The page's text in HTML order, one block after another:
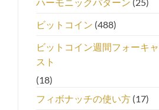
ビットコイン (488)
ビットコイン週間フォーキャ
スト
(18)
フィボナッチの使い方(17)